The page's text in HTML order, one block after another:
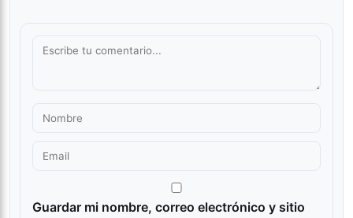
Guardar mi nombre, correo electrónico y sitio